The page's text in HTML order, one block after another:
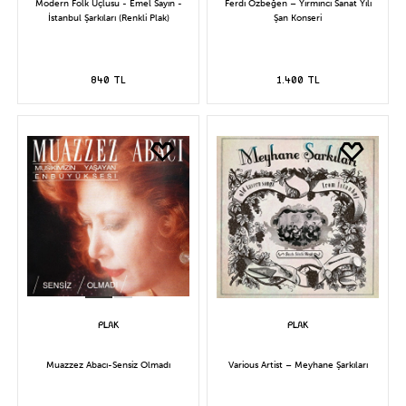
Modern Folk Üçlüsü - Emel Sayın -
İstanbul Şarkıları (Renkli Plak)
840 TL
Ferdi Özbeğen – Yirminci Sanat Yılı
Şan Konseri
1.400 TL
Muazzez Abacı-Sensiz Olmadı Various Artist – Meyhane Şarkıları